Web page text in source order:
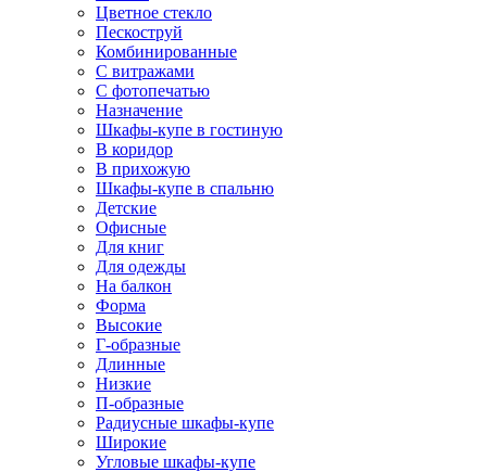
Цветное стекло
Пескоструй
Комбинированные
С витражами
С фотопечатью
Назначение
Шкафы-купе в гостиную
В коридор
В прихожую
Шкафы-купе в спальню
Детские
Офисные
Для книг
Для одежды
На балкон
Форма
Высокие
Г-образные
Длинные
Низкие
П-образные
Радиусные шкафы-купе
Широкие
Угловые шкафы-купе